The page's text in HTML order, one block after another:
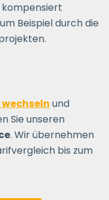
kompensiert
Beispiel durch die
und
Sie unseren
. Wir übernehmen
bis zum